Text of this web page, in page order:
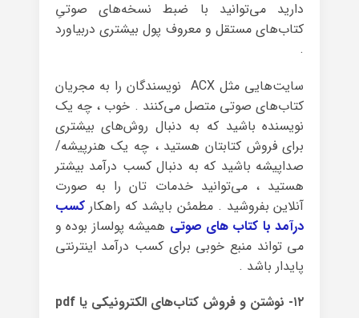
دارید می‌توانید با ضبط نسخه‌های صوتیِ
کتاب‌های مستقل و معروف پول بیشتری دربیاورد
.
سایت‌هایی مثل ACX نویسندگان را به مجریان
کتاب‌های صوتی متصل می‌کنند . خوب ، چه یک
نویسنده باشید که به دنبال روش‌های بیشتری
برای فروش کتابتان هستید ، چه یک هنرپیشه/
صداپیشه باشید که به دنبال کسب درآمد بیشتر
هستید ، می‌توانید خدمات تان را به صورت
آنلاین بفروشید . مطمئن بایشد که راهکارکسب
درآمد با کتاب های صوتی همیشه پولساز بوده و
می تواند منبع خوبی برای کسب درآمد اینترنتی
پایدار باشد .
۱۲- نوشتن و فروش کتاب‌های الکترونیکی یا pdf